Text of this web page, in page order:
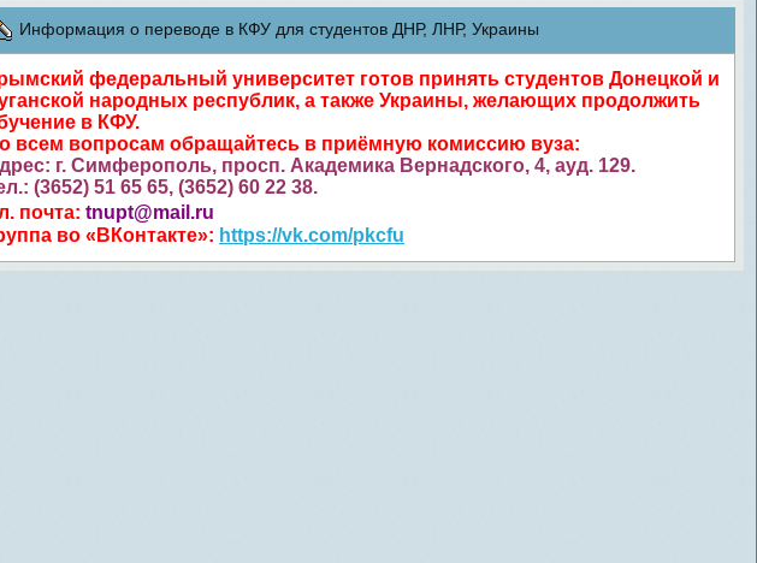
Информация о переводе в КФУ для студентов ДНР, ЛНР, Украины
федеральный университет готов принять студентов Донецкой и
народных республик, а также Украины, желающих продолжить
в КФУ.
всем вопросам обращайтесь в приёмную комиссию вуза:
г. Симферополь, просп. Академика Вернадского, 4, ауд. 129.
(3652) 51 65 65, (3652) 60 22 38.
почта: tnupt@mail.ru
во «ВКонтакте»: https://vk.com/pkcfu